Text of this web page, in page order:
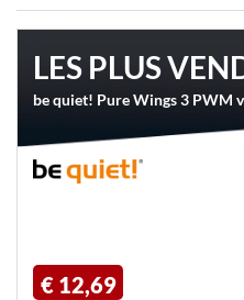
LES PLUS
be quiet! Pure Wings 3 PWM
€ 12,69